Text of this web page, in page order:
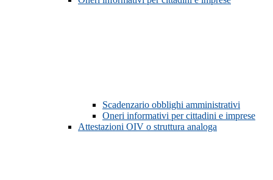
Scadenzario obblighi amministrativi
Oneri informativi per cittadini e imprese
Attestazioni OIV o struttura analoga